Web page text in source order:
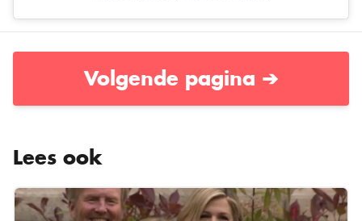
Volgende pagina ➔
Lees ook